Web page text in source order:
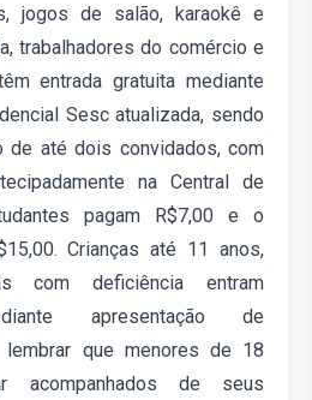
jogos de salão, karaokê e
trabalhadores do comércio e
entrada gratuita mediante
Sesc atualizada, sendo
de até dois convidados, com
na Central de
pagam R$7,00 e o
Crianças até 11 anos,
com deficiência entram
apresentação de
lembrar que menores de 18
acompanhados de seus